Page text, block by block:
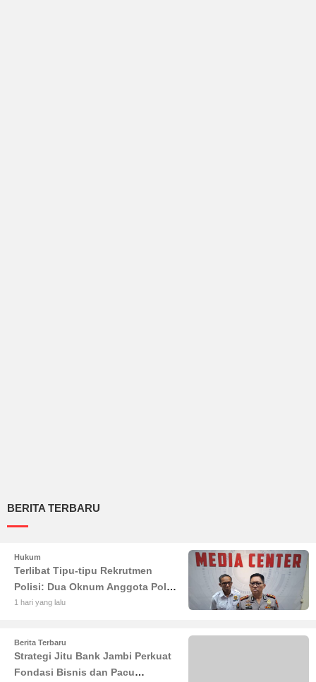
BERITA TERBARU
Hukum
Terlibat Tipu-tipu Rekrutmen
Polisi: Dua Oknum Anggota Polda
Jambi Diciduk Propam
1 hari yang lalu
Berita Terbaru
Strategi Jitu Bank Jambi Perkuat
Fondasi Bisnis dan Pacu